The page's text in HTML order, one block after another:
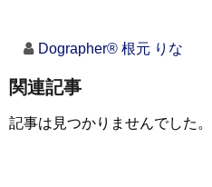
Dographer® 根元 りな
関連記事
記事は見つかりませんでした。